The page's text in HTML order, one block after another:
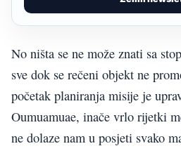
No ništa se ne može znati sa
sve dok se rečeni objekt ne
početak planiranja misije je
Oumuamuae, inače vrlo rijetki
ne dolaze nam u posjeti svako